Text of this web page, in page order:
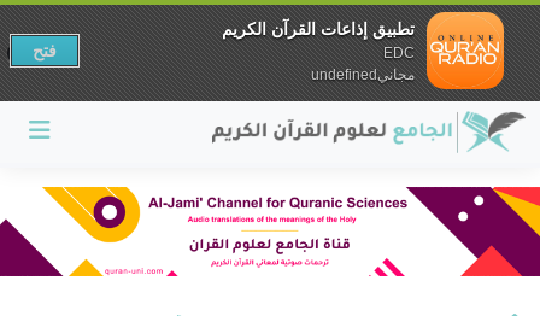
تطبيق إذاعات القرآن الكريم
EDC
مجانيundefined
فتح